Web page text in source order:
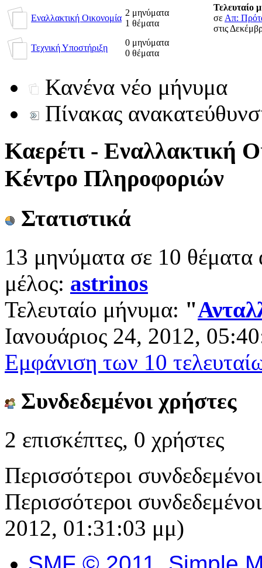
Εναλλακτική Οικονομία
2 μηνύματα
1 θέματα
Τελευταίο
σε Απ:
στις
Τεχνική Υποστήριξη
0 μηνύματα
0 θέματα
Κανένα νέο μήνυμα
Πίνακας
Καερέτι - Εναλλακτική
Κέντρο Πληροφοριών
Στατιστικά
13 μηνύματα σε 10 θέματα
μέλος: astrinos
Τελευταίο μήνυμα: "
Ιανουάριος 24, 2012,
Εμφάνιση των 10
Συνδεδεμένοι χρήστες
2 επισκέπτες, 0 χρήστες
Περισσότεροι
Περισσότεροι
2012, 01:31:03 μμ)